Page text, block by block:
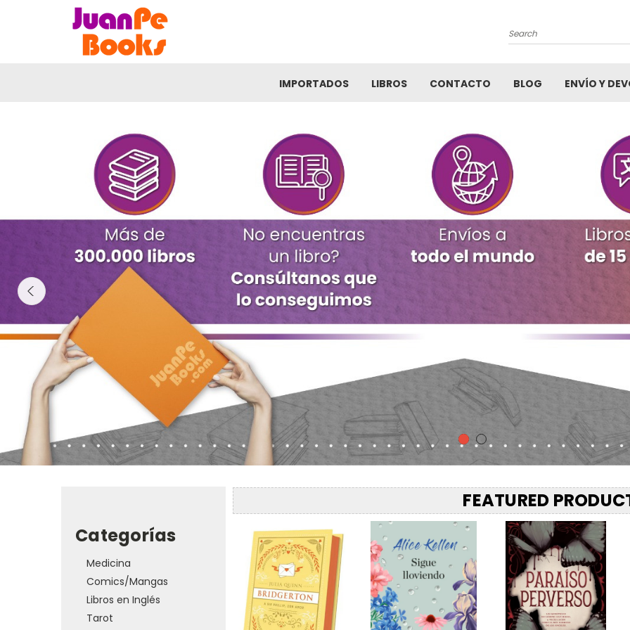
Search
IMPORTADOS LIBROS CONTACTO BLOG ENVÍO Y
Categorías
Medicina
Comics/Mangas
Libros en Inglés
Tarot
FEATURED